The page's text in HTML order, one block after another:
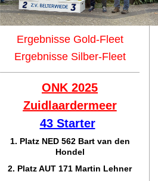
Ergebnisse Gold-Fleet
Ergebnisse Silber-Fleet
ONK 2025
Zuidlaardermeer
43 Starter
1. Platz NED 562 Bart van den
Hondel
2. Platz AUT 171 Martin Lehner